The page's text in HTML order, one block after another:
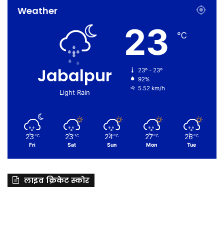
Weather
Jabalpur
Light Rain
23 ℃
23º - 23º
92%
5.52 km/h
23 ℃
Fri
23 ℃
Sat
24 ℃
Sun
27 ℃
Mon
26 ℃
Tue
लाइव क्रिकेट स्कोर